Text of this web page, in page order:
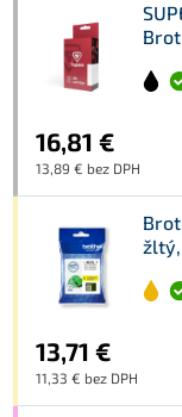
16,81 €
13,89 € bez DPH
žltý,
13,71 €
11,33 € bez DPH